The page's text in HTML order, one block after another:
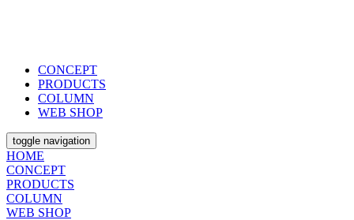
CONCEPT
PRODUCTS
COLUMN
WEB SHOP
toggle navigation
HOME
CONCEPT
PRODUCTS
COLUMN
WEB SHOP